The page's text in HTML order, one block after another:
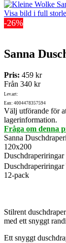
Visa bild i full
-26%
Sanna
Pris: 459 kr
Från 340 kr
Lev.art:
Ean: 4004478357594
Välj utförande för
lagerinformation.
Fråga om denna
Sanna
120x200
Duschdraperiringar
12-pack
Stilrent
med ett snyggt
Ett snyggt